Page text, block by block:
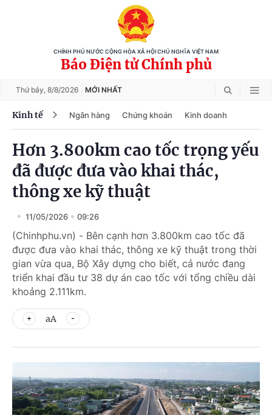
CHÍNH PHỦ NƯỚC CỘNG HÒA XÃ HỘI CHỦ NGHĨA VIỆT NAM
Báo Điện tử Chính phủ
Thứ bảy, 8/8/2026 MỚI NHẤT
Kinh tế Ngân hàng Chứng khoán Kinh doanh
Hơn 3.800km cao tốc trọng yếu
đã được đưa vào khai thác,
thông xe kỹ thuật
11/05/2026 09:26
(Chinhphu.vn) - Bên cạnh hơn 3.800km cao tốc đã
được đưa vào khai thác, thông xe kỹ thuật trong thời
gian vừa qua, Bộ Xây dựng cho biết, cả nước đang
triển khai đầu tư 38 dự án cao tốc với tổng chiều dài
khoảng 2.111km.
aA